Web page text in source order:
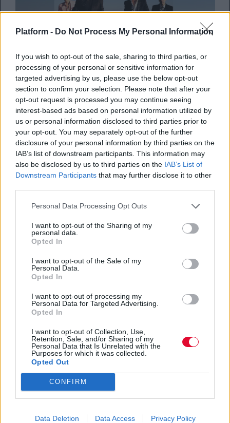
Platform - Do Not Process My Personal Information
If you wish to opt-out of the sale, sharing to third parties, or
processing of your personal or sensitive information for
targeted advertising by us, please use the below opt-out
section to confirm your selection. Please note that after your
opt-out request is processed you may continue seeing
interest-based ads based on personal information utilized by
us or personal information disclosed to third parties prior to
your opt-out. You may separately opt-out of the further
disclosure of your personal information by third parties on the
IAB’s list of downstream participants. This information may
also be disclosed by us to third parties on the IAB’s List of
Downstream Participants that may further disclose it to other
Personal Data Processing Opt Outs
I want to opt-out of the Sharing of my
personal data.
Opted In
I want to opt-out of the Sale of my
Personal Data.
Opted In
I want to opt-out of processing my
Personal Data for Targeted Advertising.
Opted In
I want to opt-out of Collection, Use,
Retention, Sale, and/or Sharing of my
Personal Data that Is Unrelated with the
Purposes for which it was collected.
Opted Out
CONFIRM
Data Deletion Data Access Privacy Policy
PITCHFORK
FEEDS
Οι U2 γύρισαν βίντεο κλιπ σε μπαλκόνι
οικιακού σπιτιού στην Πόλη του Μεξικού
ByΑγγελική Λάλου
08.07.2026
FEEDS
Το wedding frenzy της Taylor Swift μας
δίνει δουλίτσα αυτό το σουκού
Δέσποινα Σακελλαρίδη
03.07.2026